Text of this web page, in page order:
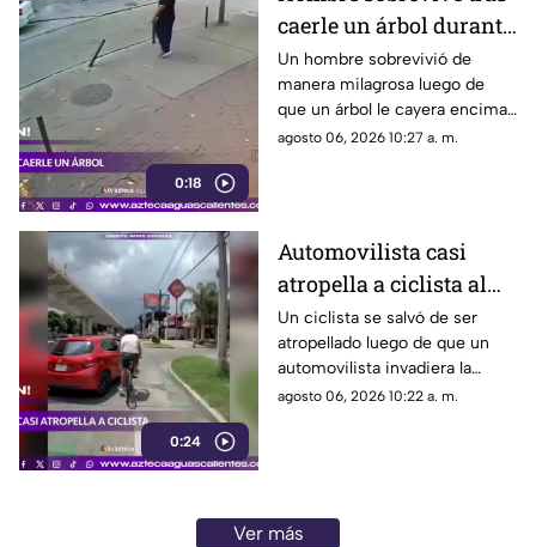
0:18
caerle un árbol durante
tormenta
Un hombre sobrevivió de
manera milagrosa luego de
que un árbol le cayera encima
durante una fuerte tormenta
agosto 06, 2026 10:27 a. m.
0:24
Automovilista casi
atropella a ciclista al
invadir el carril de la
ciclovía en Guadalajara
Un ciclista se salvó de ser
atropellado luego de que un
automovilista invadiera la
ciclovía al girar a la derecha sin
agosto 06, 2026 10:22 a. m.
Ver más